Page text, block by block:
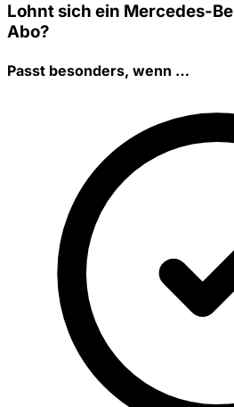
Lohnt sich ein Mercedes-
Abo?
Passt besonders, wenn …